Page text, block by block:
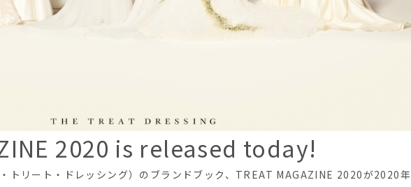
2020 is released today!
トリート・ドレッシング）のブランドブック、TREAT MAGAZINE 2020が2020年